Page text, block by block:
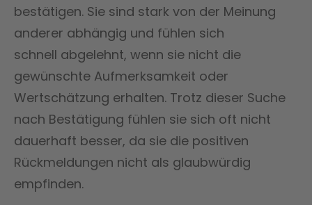
bestätigen. Sie sind stark von der Meinung
anderer abhängig und fühlen sich
schnell abgelehnt, wenn sie nicht die
gewünschte Aufmerksamkeit oder
Wertschätzung erhalten. Trotz dieser Suche
nach Bestätigung fühlen sie sich oft nicht
dauerhaft besser, da sie die positiven
Rückmeldungen nicht als glaubwürdig
empfinden​​.